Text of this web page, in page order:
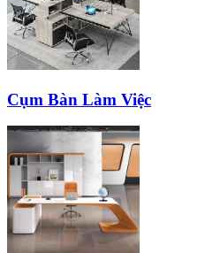
Cụm Bàn Làm Việc